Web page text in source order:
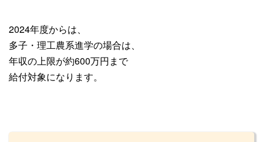
2024年度からは、
多子・理工農系進学の場合は、
年収の上限が約600万円まで
給付対象になります。